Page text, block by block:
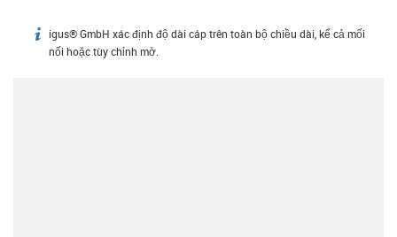
igus-icon-info
igus® GmbH xác định độ dài cáp trên toàn bộ chiều dài, kể cả mối
nối hoặc tùy chỉnh mờ.